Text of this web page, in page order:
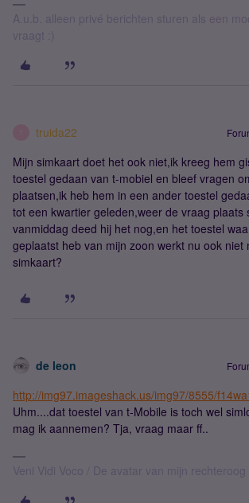
A.u.b. alleen privé berichten sturen als een
vraagt :)
truida22
Mijn simkaart doet het ook niet,ik kreeg hem
toestel gedaan van t-mobiel en bleef vragen
plaatsen,ik heb hem in een ander toestel
tot een kwartier geleden,weer de vraag plaats
vanmiddag deed hij het nog,en het toestel
geplaatst heb van mijn zoon werkt nu ook niet
simkaart?
de leon
http://img97.imageshack.us/img97/8555/
Uhm....dat toestel van t-Mobile is toch wel
mag ik aannemen? Tja, vraag maar ff..
Veni Vidi Voco / De avatar van mijn rechteroog